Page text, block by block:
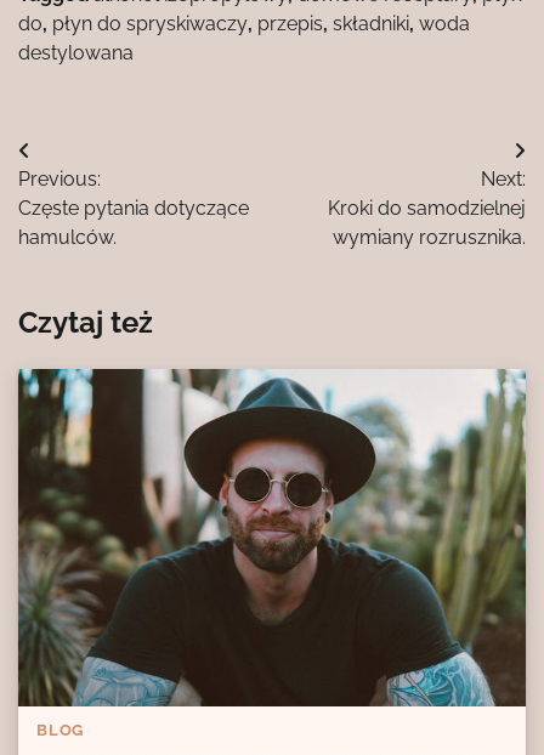
do, płyn do spryskiwaczy, przepis, składniki, woda
destylowana
Nawigacja
wpisu
Previous:
Częste pytania dotyczące
hamulców.
Next:
Kroki do samodzielnej
wymiany rozrusznika.
Czytaj też
BLOG